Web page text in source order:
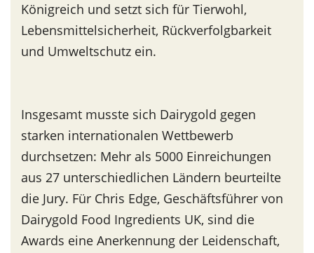
Königreich und setzt sich für Tierwohl,
Lebensmittelsicherheit, Rückverfolgbarkeit
und Umweltschutz ein.
Insgesamt musste sich Dairygold gegen
starken internationalen Wettbewerb
durchsetzen: Mehr als 5000 Einreichungen
aus 27 unterschiedlichen Ländern beurteilte
die Jury. Für Chris Edge, Geschäftsführer von
Dairygold Food Ingredients UK, sind die
Awards eine Anerkennung der Leidenschaft,